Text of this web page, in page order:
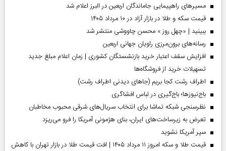
مسیر‌های راهپیمایی جاماندگان اربعین در البرز اعلام شد
قیمت سکه و طلا در بازار آزاد در ۱۰ مرداد ۱۴۰۵
ببینید | «چهل روز » محسن چاووشی منتشر شد
رسانه‌های برون‌مرزی راویان جهانی اربعین
افزایش سقف اعتبار خرید بازنشستگان کشوری | زمان اعلام مبلغ جدید
تسهیلات خرید از فروشگاه‌ها
اطراف رشت کجا بریم (جاهای دیدنی اطراف رشت)
باج‌نیوزها؛ باج‌گیری در لباس افشاگری
نظرسنجی شبکه تماشا برای انتخاب سریال‌های شرقی محبوب مخاطبان
تعرض به زیرساخت‌های ایران، بنای هژمونی آمریکا را فرو می‌ریزد
سپر آمریکا نشوید
قیمت طلا و سکه امروز ۱۱ مرداد ۱۴۰۵ | افت قیمت طلا در بازار تهران با کاهش